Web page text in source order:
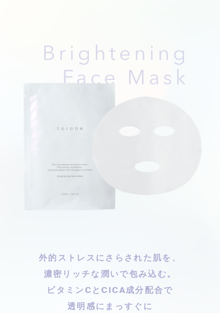
外的ストレスにさらされた肌を、
濃密リッチな潤いで包み込む。
ビタミンCとCICA成分配合で
透明感にまっすぐに